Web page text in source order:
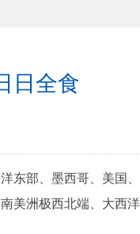
日全食
部、墨西哥、美国
美洲极西北端、大西